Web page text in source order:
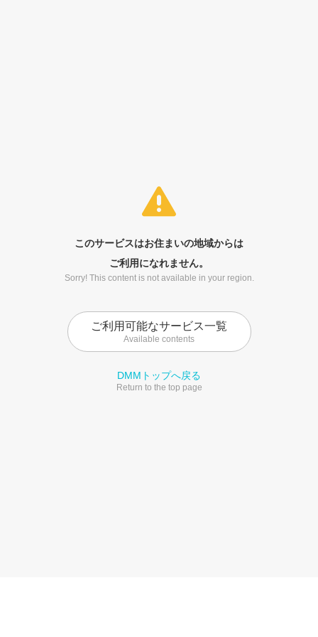
このサービスはお住まいの地域からは
ご利用になれません。
Sorry! This content is not available in your region.
ご利用可能なサービス一覧
Available contents
DMMトップへ戻る
Return to the top page